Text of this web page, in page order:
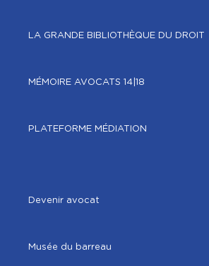
LA GRANDE BIBLIOTHÈQUE DU DROIT
MÉMOIRE AVOCATS 14|18
PLATEFORME MÉDIATION
Devenir avocat
Musée du barreau